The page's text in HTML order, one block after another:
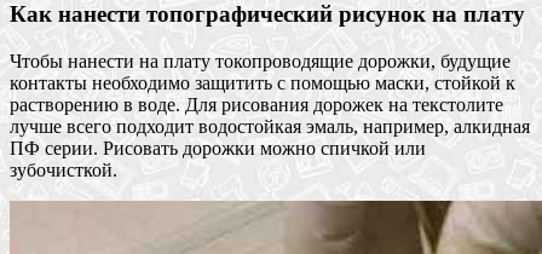
Как нанести топографический рисунок на плату
Чтобы нанести на плату токопроводящие дорожки, будущие
контакты необходимо защитить с помощью маски, стойкой к
растворению в воде. Для рисования дорожек на текстолите
лучше всего подходит водостойкая эмаль, например, алкидная
ПФ серии. Рисовать дорожки можно спичкой или
зубочисткой.